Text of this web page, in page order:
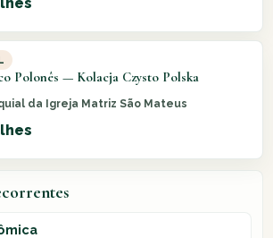
Polonês — Kolacja Czysto Polska
da Igreja Matriz São Mateus